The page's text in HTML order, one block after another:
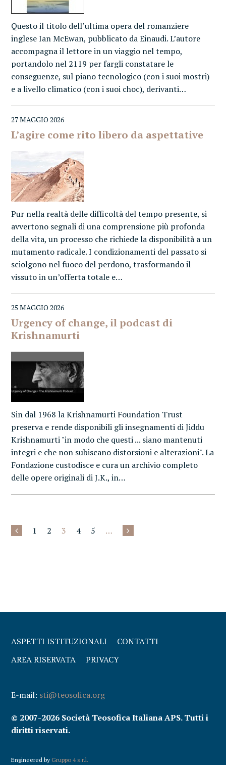
Questo il titolo dell’ultima opera del romanziere
inglese Ian McEwan, pubblicato da Einaudi. L’autore
accompagna il lettore in un viaggio nel tempo,
portandolo nel 2119 per fargli constatare le
conseguenze, sul piano tecnologico (con i suoi mostri)
e a livello climatico (con i suoi choc), derivanti…
27 MAGGIO 2026
L’agire come rito libero da aspettative
Pur nella realtà delle difficoltà del tempo presente, si
avvertono segnali di una comprensione più profonda
della vita, un processo che richiede la disponibilità a un
mutamento radicale. I condizionamenti del passato si
sciolgono nel fuoco del perdono, trasformando il
vissuto in un’offerta totale e…
25 MAGGIO 2026
Urgency of change, il podcast di
Krishnamurti
Sin dal 1968 la Krishnamurti Foundation Trust
preserva e rende disponibili gli insegnamenti di Jiddu
Krishnamurti "in modo che questi ... siano mantenuti
integri e che non subiscano distorsioni e alterazioni". La
Fondazione custodisce e cura un archivio completo
delle opere originali di J.K., in…
1 2 3 4 5 …
ASPETTI ISTITUZIONALI
CONTATTI
AREA RISERVATA
PRIVACY
E-mail: sti@teosofica.org
© 2007-2026 Società Teosofica Italiana APS. Tutti i
diritti riservati.
Engineered by Gruppo 4 s.r.l.